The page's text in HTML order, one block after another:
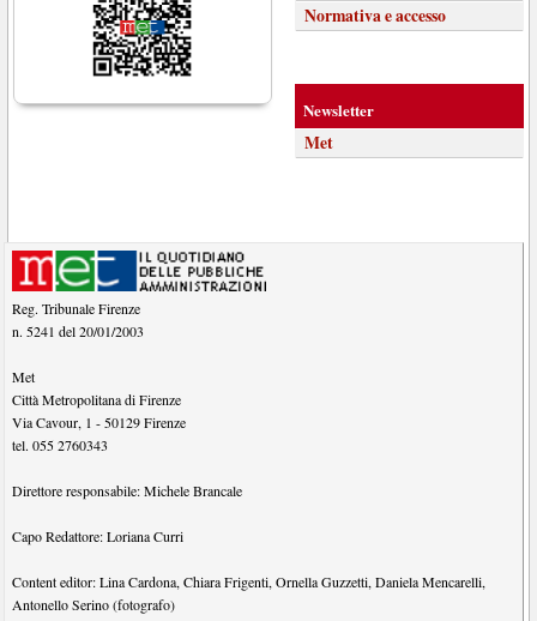
Normativa e accesso
Newsletter
Met
Reg. Tribunale Firenze
n. 5241 del 20/01/2003
Met
Città Metropolitana di Firenze
Via Cavour, 1 - 50129 Firenze
tel.055 2760343
Direttore responsabile:Michele Brancale
Capo Redattore:Loriana Curri
Content editor:Lina Cardona,Chiara Frigenti,Ornella Guzzetti,Daniela Mencarelli,
Antonello Serino (fotografo)